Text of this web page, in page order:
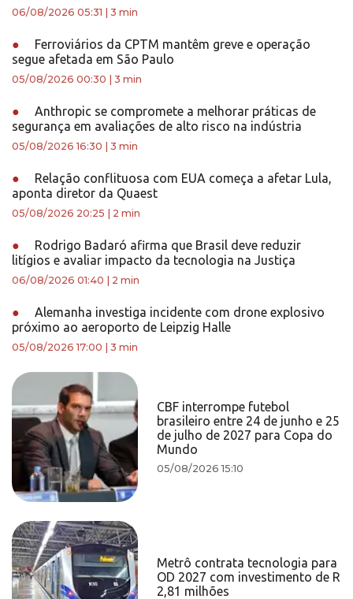
06/08/2026 05:31 3 min
●
Ferroviários da CPTM mantêm greve e operação
segue afetada em São Paulo
05/08/2026 00:30 3 min
●
Anthropic se compromete a melhorar práticas de
segurança em avaliações de alto risco na indústria
05/08/2026 16:30 3 min
●
Relação conflituosa com EUA começa a afetar Lula,
aponta diretor da Quaest
05/08/2026 20:25 2 min
●
Rodrigo Badaró afirma que Brasil deve reduzir
litígios e avaliar impacto da tecnologia na Justiça
06/08/2026 01:40 2 min
●
Alemanha investiga incidente com drone explosivo
próximo ao aeroporto de Leipzig Halle
05/08/2026 17:00 3 min
CBF interrompe futebol
brasileiro entre 24 de junho e 25
de julho de 2027 para Copa do
Mundo
05/08/2026 15:10
Metrô contrata tecnologia para
OD 2027 com investimento de R
2,81 milhões